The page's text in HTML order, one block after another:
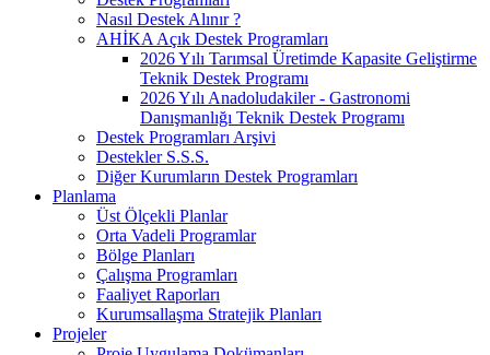
Nasıl Destek Alınır ?
AHİKA Açık Destek Programları
2026 Yılı Tarımsal Üretimde Kapasite Geliştirme
Teknik Destek Programı
2026 Yılı Anadoludakiler - Gastronomi
Danışmanlığı Teknik Destek Programı
Destek Programları Arşivi
Destekler S.S.S.
Diğer Kurumların Destek Programları
Planlama
Üst Ölçekli Planlar
Orta Vadeli Programlar
Bölge Planları
Çalışma Programları
Faaliyet Raporları
Kurumsallaşma Stratejik Planları
Projeler